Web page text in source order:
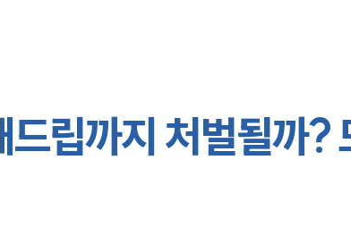
립까지 처벌될까?